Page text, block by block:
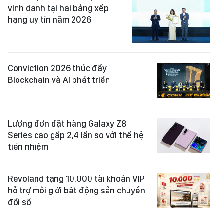
vinh danh tại hai bảng xếp
hạng uy tín năm 2026
Conviction 2026 thúc đẩy
Blockchain và AI phát triển
Lượng đơn đặt hàng Galaxy Z8
Series cao gấp 2,4 lần so với thế hệ
tiền nhiệm
Revoland tặng 10.000 tài khoản VIP
hỗ trợ môi giới bất động sản chuyển
đổi số